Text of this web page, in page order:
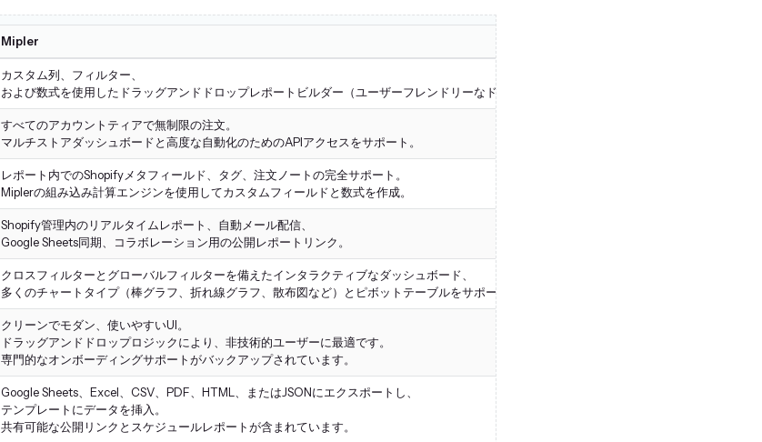
Mipler
カスタム列、フィルター、
および数式を使用したドラッグアンドドロップレポートビルダー（ユーザーフレンドリーなドキュメント付き）と120以上の組み込みテンプレ
すべてのアカウントティアで無制限の注文。
マルチストアダッシュボードと高度な自動化のためのAPIアクセスをサポート。
レポート内でのShopifyメタフィールド、タグ、注文ノートの完全サポート。
Miplerの組み込み計算エンジンを使用してカスタムフィールドと数式を作成。
Shopify管理内のリアルタイムレポート、自動メール配信、
Google Sheets同期、コラボレーション用の公開レポートリンク。
クロスフィルターとグローバルフィルターを備えたインタラクティブなダッシュボード、
多くのチャートタイプ（棒グラフ、折れ線グラフ、散布図など）とピボットテーブルをサポート。
クリーンでモダン、使いやすいUI。
ドラッグアンドドロップロジックにより、非技術的ユーザーに最適です。
専門的なオンボーディングサポートがバックアップされています。
Google Sheets、Excel、CSV、PDF、HTML、またはJSONにエクスポートし、
テンプレートにデータを挿入。
共有可能な公開リンクとスケジュールレポートが含まれています。